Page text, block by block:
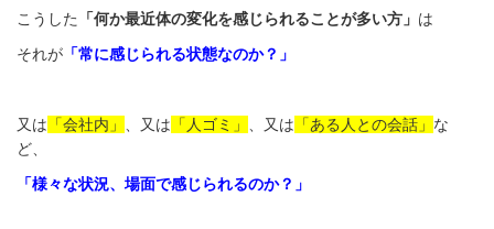
こうした 「何か最近体の変化を感じられることが多い方」 は
それが 「常に感じられる状態なのか？」
又は 「会社内」 、又は 「人ゴミ」 、又は 「ある人との会話」 な
ど、
「様々な状況、場面で感じられるのか？」